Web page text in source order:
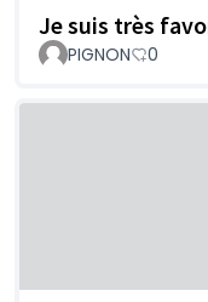
Je suis très
PIGNON 0